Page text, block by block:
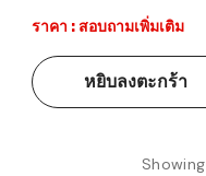
ราคา : สอบถามเพิ่มเติม
หยิบลงตะกร้า
Showing